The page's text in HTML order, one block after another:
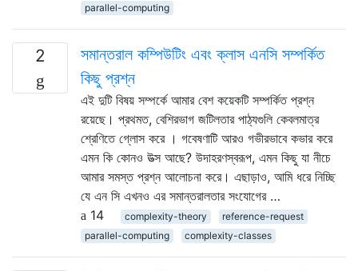
parallel-computing
2
সমান্তরাল কম্পিউটিং এবং ক্লাস এনসি সম্পর্কিত
কিছু প্রশ্ন
এই দুটি বিষয় সম্পর্কে আমার বেশ কয়েকটি সম্পর্কিত প্রশ্ন
রয়েছে। প্রথমত, বেশিরভাগ জটিলতার পাঠ্যগুলি কেবলমাত্র
শ্রেণিতে গ্লোস করে । গবেষণাটি আরও গভীরভাবে কভার করে
এমন কি কোনও উত্স আছে? উদাহরণস্বরূপ, এমন কিছু যা নীচে
আমার সমস্ত প্রশ্ন আলোচনা করে। এছাড়াও, আমি ধরে নিচ্ছি
যে এন সি এখনও এর সমান্তরালতার সংযোগের …
14
complexity-theory
reference-request
parallel-computing
complexity-classes